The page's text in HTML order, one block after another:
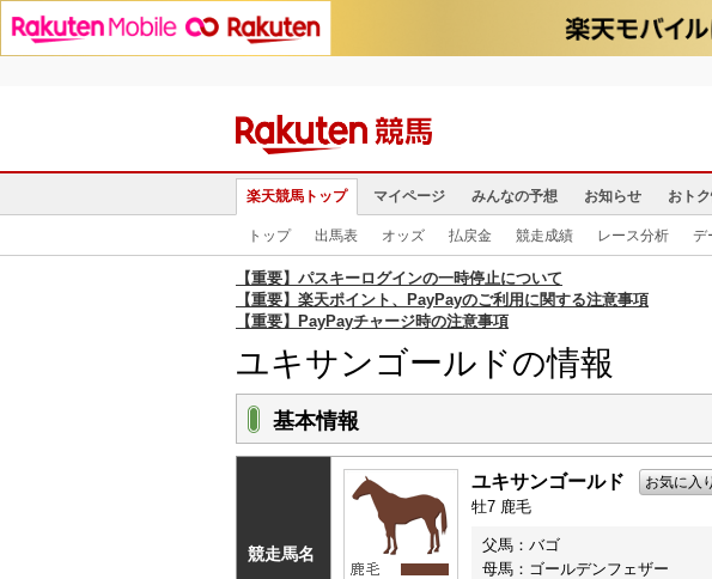
楽天競馬トップ マイページ みんなの予想 お知らせ おト
トップ 出馬表 オッズ 払戻金 競走成績 レース分析 デ
【重要】パスキーログインの一時停止について
【重要】楽天ポイント、PayPayのご利用に関する注意事項
【重要】PayPayチャージ時の注意事項
ユキサンゴールドの情報
基本情報
競走馬名
ユキサンゴールド お気に入
牡7 鹿毛
父馬：バゴ
母馬：ゴールデンフェザー